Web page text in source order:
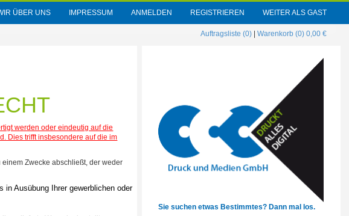
ÜBER UNS IMPRESSUM ANMELDEN REGISTRIEREN WEITER ALS GAST
Auftragsliste (0) Warenkorb (0) 0,00 €
werden oder eindeutig auf die
Dies trifft insbesondere auf die im
Zwecke abschließt, der weder
in Ausübung Ihrer gewerblichen oder
Sie suchen etwas Bestimmtes? Dann mal los.